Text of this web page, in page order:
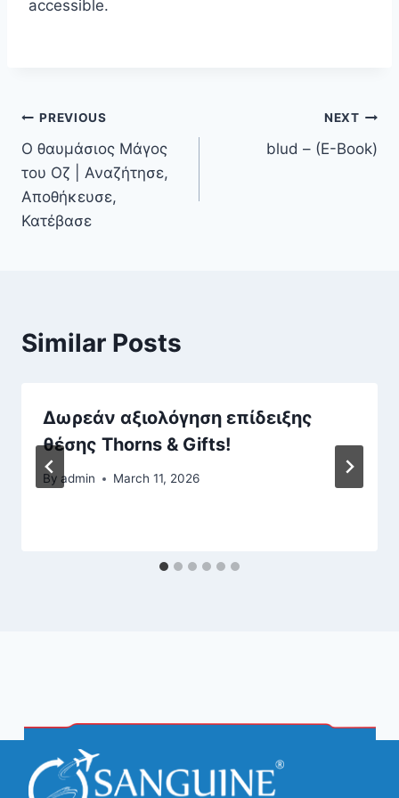
accessible.
PREVIOUS
Ο θαυμάσιος Μάγος
του Οζ | Αναζήτησε,
Αποθήκευσε,
Κατέβασε
NEXT
blud – (E-Book)
Similar Posts
Δωρεάν αξιολόγηση επίδειξης
θέσης Thorns & Gifts!
By admin March 11, 2026